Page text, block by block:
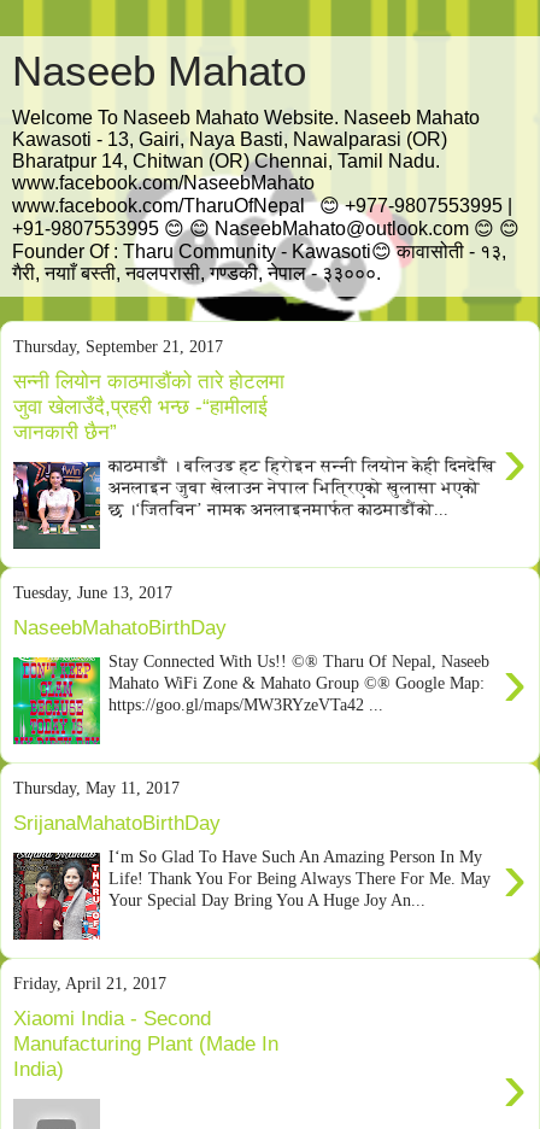
Naseeb Mahato
Welcome To Naseeb Mahato Website. Naseeb Mahato
Kawasoti - 13, Gairi, Naya Basti, Nawalparasi (OR)
Bharatpur 14, Chitwan (OR) Chennai, Tamil Nadu.
www.facebook.com/NaseebMahato
www.facebook.com/TharuOfNepal 😊 +977-9807553995 |
+91-9807553995 😊 😊 NaseebMahato@outlook.com 😊 😊
Founder Of : Tharu Community - Kawasoti😊 कावासोती - १३,
गैरी, नयााँ बस्ती, नवलपरासी, गण्डकी, नेपाल - ३३०००.
Thursday, September 21, 2017
सन्नी लियोन काठमाडौंको तारे होटलमा
जुवा खेलाउँदै,प्रहरी भन्छ -“हामीलाई
जानकारी छैन”
›
काठमाडौं । बलिउड हट हिरोइन सन्नी लियोन केही दिनदेखि
अनलाइन जुवा खेलाउन नेपाल भित्रिएको खुलासा भएको
छ ।‘जितविन’ नामक अनलाइनमार्फत काठमाडौंको...
Tuesday, June 13, 2017
NaseebMahatoBirthDay
›
Stay Connected With Us!! ©® Tharu Of Nepal, Naseeb
Mahato WiFi Zone & Mahato Group ©® Google Map:
https://goo.gl/maps/MW3RYzeVTa42 ...
Thursday, May 11, 2017
SrijanaMahatoBirthDay
›
I‘m So Glad To Have Such An Amazing Person In My
Life! Thank You For Being Always There For Me. May
Your Special Day Bring You A Huge Joy An...
Friday, April 21, 2017
Xiaomi India - Second
Manufacturing Plant (Made In
India)
›